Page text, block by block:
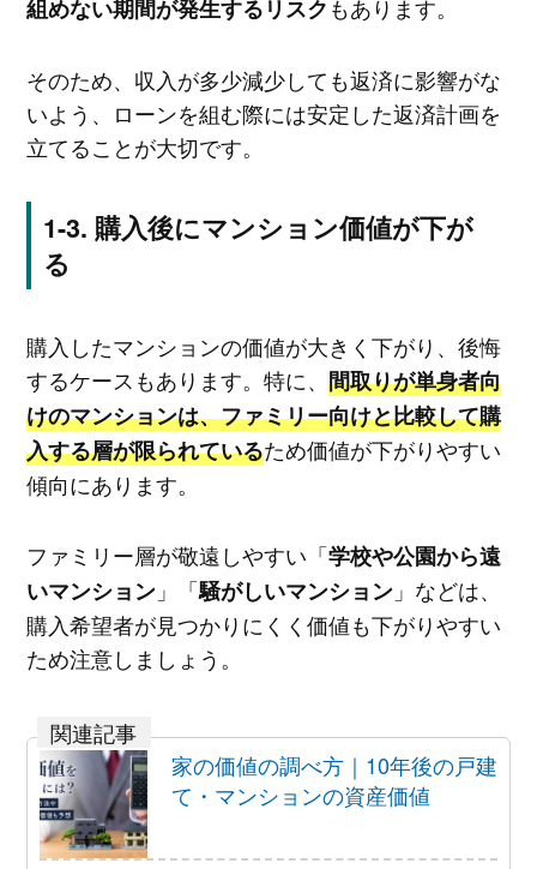
組めない期間が発生するリスクもあります。
そのため、収入が多少減少しても返済に影響がな
いよう、ローンを組む際には安定した返済計画を
立てることが大切です。
購入後にマンション価値が下が
る
購入したマンションの価値が大きく下がり、後悔
するケースもあります。特に、 間取りが単身者向
けのマンションは、ファミリー向けと比較して購
入する層が限られているため価値が下がりやすい
傾向にあります。
ファミリー層が敬遠しやすい「学校や公園から遠
いマンション」「騒がしいマンション」などは、
購入希望者が見つかりにくく価値も下がりやすい
ため注意しましょう。
家の価値の調べ方｜10年後の戸建
て・マンションの資産価値